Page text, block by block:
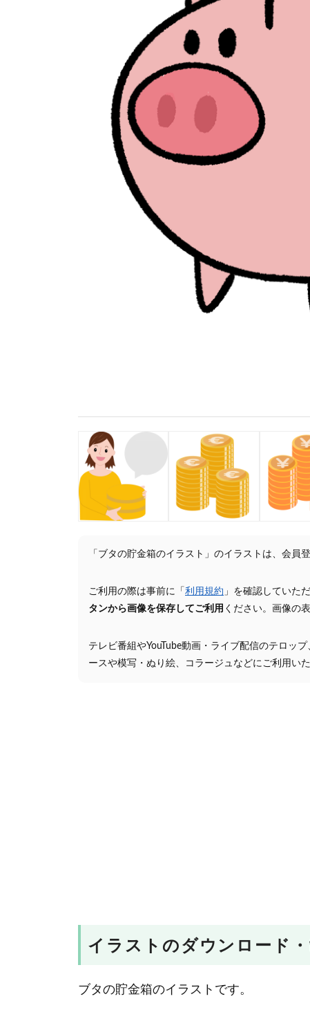
「ブタの貯金箱のイラスト」のイラストは、会員
ご利用の際は事前に「 利用規約 」を確認していた
タンから画像を保存してご利用 ください。画像の
テレビ番組やYouTube動画・ライブ配信のテロッ
ースや模写・ぬり絵、コラージュなどにご利用いた
イラストのダウンロード
ブタの貯金箱のイラストです。